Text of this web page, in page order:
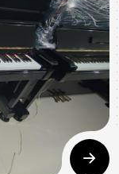
否大修?以下照片
喔!